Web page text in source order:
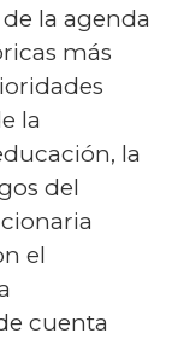
la agenda
más
la
la
del
el
cuenta